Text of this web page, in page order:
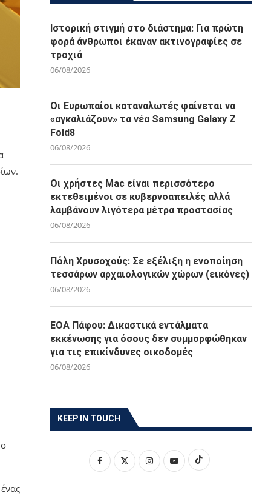
Ιστορική στιγμή στο διάστημα: Για πρώτη
φορά άνθρωποι έκαναν ακτινογραφίες σε
τροχιά
06/08/2026
Οι Ευρωπαίοι καταναλωτές φαίνεται να
«αγκαλιάζουν» τα νέα Samsung Galaxy Z
Fold8
06/08/2026
Οι χρήστες Mac είναι περισσότερο
εκτεθειμένοι σε κυβερνοαπειλές αλλά
λαμβάνουν λιγότερα μέτρα προστασίας
06/08/2026
Πόλη Χρυσοχούς: Σε εξέλιξη η ενοποίηση
τεσσάρων αρχαιολογικών χώρων (εικόνες)
06/08/2026
ΕΟΑ Πάφου: Δικαστικά εντάλματα
εκκένωσης για όσους δεν συμμορφώθηκαν
για τις επικίνδυνες οικοδομές
06/08/2026
KEEP IN TOUCH